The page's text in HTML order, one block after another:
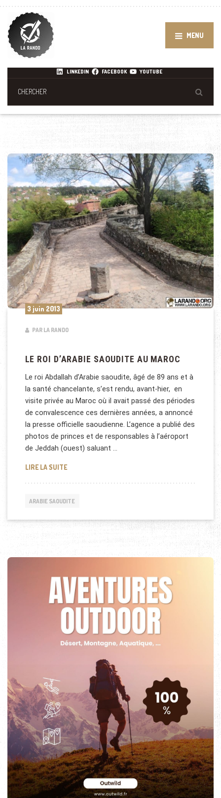
MENU
LINKEDIN FACEBOOK YOUTUBE
3 juin 2013
PAR LA RANDO
LE ROI D’ARABIE SAOUDITE AU MAROC
Le roi Abdallah d’Arabie saoudite, âgé de 89 ans et à
la santé chancelante, s’est rendu, avant-hier, en
visite privée au Maroc où il avait passé des périodes
de convalescence ces dernières années, a annoncé
la presse officielle saoudienne. L’agence a publié des
photos de princes et de responsables à l’aéroport
de Jeddah (ouest) saluant …
LIRE LA SUITELE ROI D’ARABIE SAOUDITE AU MAROC
ARABIE SAOUDITE